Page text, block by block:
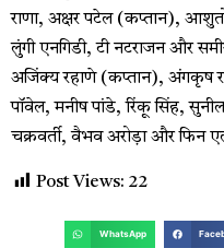
राणा, अक्षर पटेल (कप्तान),
लुंगी एनगिडी, टी नटराजन और
अजिंक्य रहाणे (कप्तान), अंगकृष
पॉवेल, मनीष पांडे, रिंकू सिंह,
चक्रवर्ती, वैभव अरोड़ा और फिन
Post Views: 22
WhatsApp